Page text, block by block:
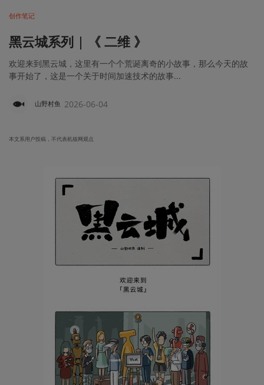
创作笔记
黑云城系列 | 《 二维 》
欢迎来到黑云城，这里有一个个荒诞离奇的小故事，那么今天的故
事开始了，这是一个关于时间加速技术的故事...
山野村鱼 2026-06-04
本文系用户投稿，不代表机核网观点